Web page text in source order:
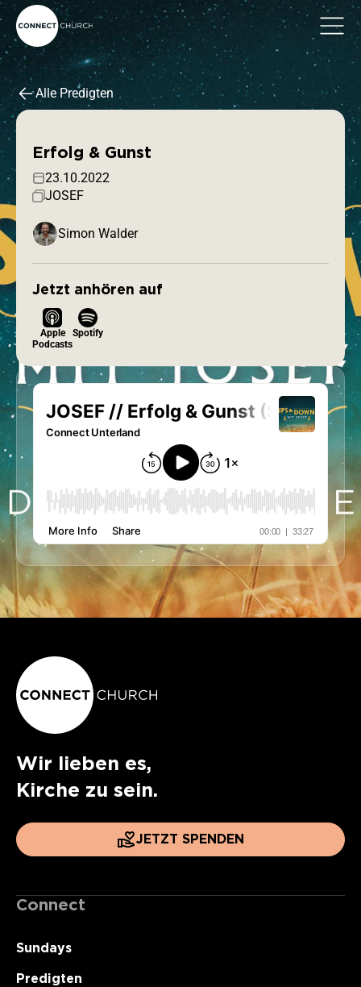
Alle Predigten
Erfolg & Gunst
23.10.2022
JOSEF
Simon Walder
Jetzt anhören auf
Apple
Podcasts
Spotify
Wir lieben es,
Kirche zu sein.
JETZT SPENDEN
Connect
Sundays
Predigten